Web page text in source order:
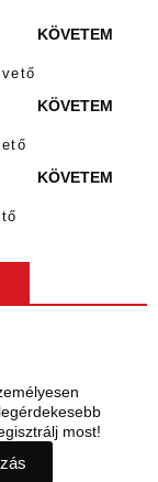
KÖVETEM
KÖVETEM
KÖVETEM
most!